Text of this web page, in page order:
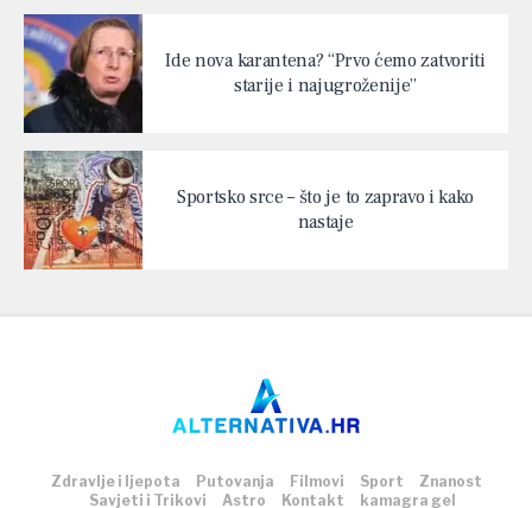
Ide nova karantena? “Prvo ćemo zatvoriti
starije i najugroženije”
Sportsko srce – što je to zapravo i kako
nastaje
Zdravlje i ljepota Putovanja Filmovi Sport
Znanost
Savjeti i Trikovi
Astro Kontakt kamagra gel